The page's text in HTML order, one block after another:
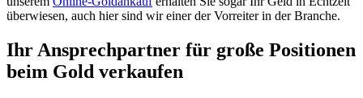
überwiesen, auch hier sind wir einer der Vorreiter in der Branche.
Ihr Ansprechpartner für große Positionen
beim Gold verkaufen